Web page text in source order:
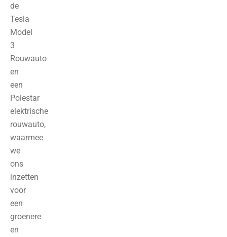
de
Tesla
Model
3
Rouwauto
en
een
Polestar
elektrische
rouwauto,
waarmee
we
ons
inzetten
voor
een
groenere
en